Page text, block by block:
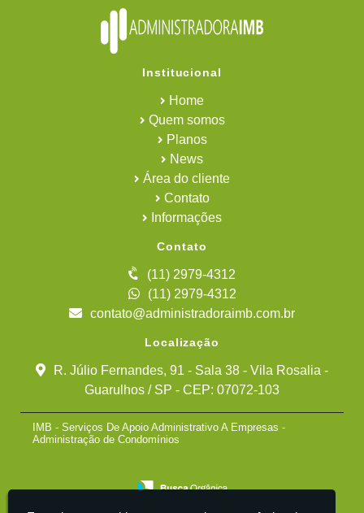
Institucional
Home
Quem somos
Planos
News
Área do cliente
Contato
Informações
Contato
(11) 2979-4312
(11) 2979-4312
contato@administradoraimb.com.br
Localização
R. Júlio Fernandes, 91 - Sala 38 - Vila Rosalia -
Guarulhos / SP - CEP: 07072-103
IMB - Serviços De Apoio Administrativo A Empresas -
Administração de Condomínios